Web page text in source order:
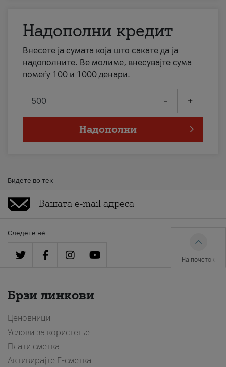
Надополни кредит
Внесете ја сумата која што сакате да ја
надополните. Ве молиме, внесувајте сума
помеѓу 100 и 1000 денари.
- +
Надополни
Бидете во тек
Следете нè
На почеток
Брзи линкови
Ценовници
Услови за користење
Плати сметка
Активирајте Е-сметка